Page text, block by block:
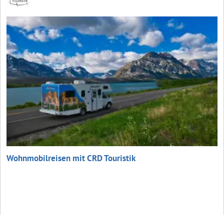
Wohnmobilreisen mit CRD Touristik